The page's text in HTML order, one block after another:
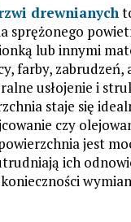
drewnianych
sprężonego
lub innymi
farby,
usłojenie i
staje się
czy
jest
ich